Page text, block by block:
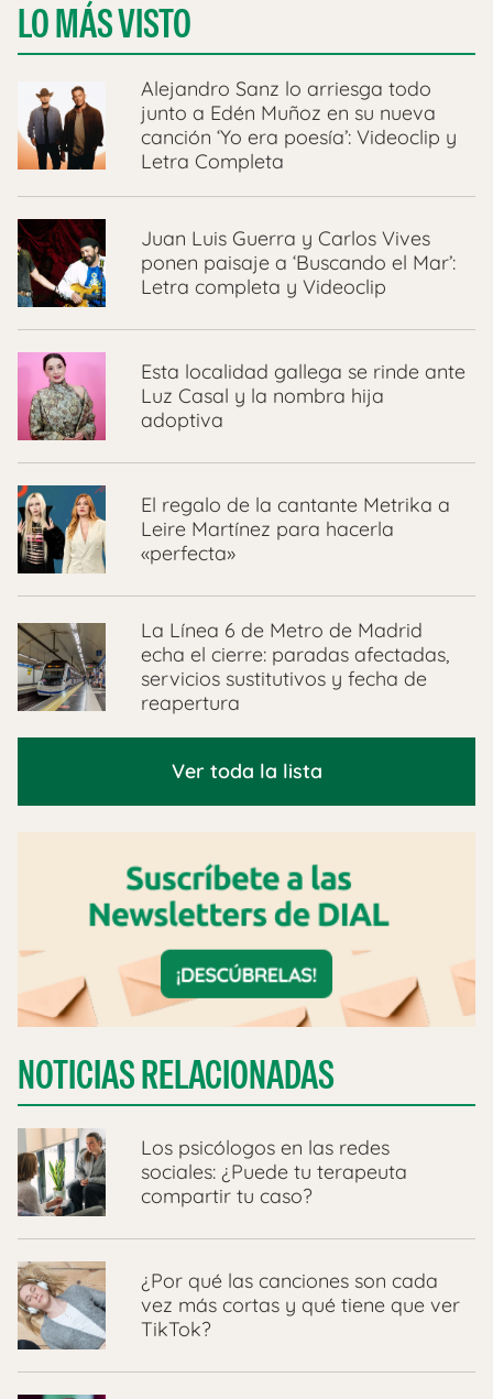
LO MÁS VISTO
Alejandro Sanz lo arriesga todo
junto a Edén Muñoz en su nueva
canción ‘Yo era poesía’: Videoclip y
Letra Completa
Juan Luis Guerra y Carlos Vives
ponen paisaje a ‘Buscando el Mar’:
Letra completa y Videoclip
Esta localidad gallega se rinde ante
Luz Casal y la nombra hija
adoptiva
El regalo de la cantante Metrika a
Leire Martínez para hacerla
«perfecta»
La Línea 6 de Metro de Madrid
echa el cierre: paradas afectadas,
servicios sustitutivos y fecha de
reapertura
Ver toda la lista
NOTICIAS RELACIONADAS
Los psicólogos en las redes
sociales: ¿Puede tu terapeuta
compartir tu caso?
¿Por qué las canciones son cada
vez más cortas y qué tiene que ver
TikTok?